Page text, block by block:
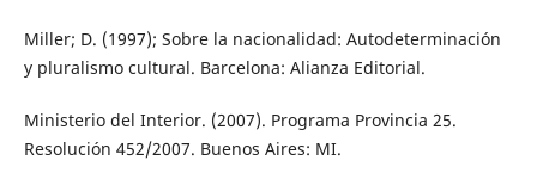
Miller; D. (1997); Sobre la nacionalidad: Autodeterminación
y pluralismo cultural. Barcelona: Alianza Editorial.
Ministerio del Interior. (2007). Programa Provincia 25.
Resolución 452/2007. Buenos Aires: MI.